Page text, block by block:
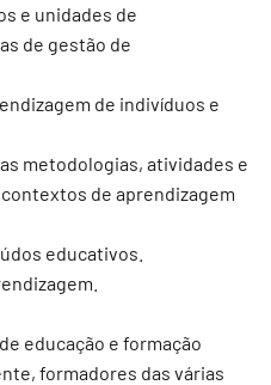
e unidades de
de gestão de
de indivíduos e
metodologias, atividades e
de aprendizagem
educativos.
educação e formação
formadores das várias